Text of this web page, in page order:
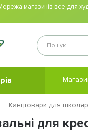
магазинів все для
Канцтовари для
для